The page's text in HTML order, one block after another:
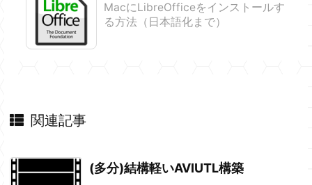
MacにLibreOfficeをインストールす
る方法（日本語化まで）
関連記事
(多分)結構軽いAVIUTL構築